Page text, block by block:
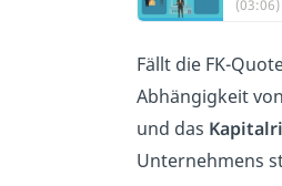
(03:06)
Fällt die FK-
Abhängigkeit
und das
Unternehmens